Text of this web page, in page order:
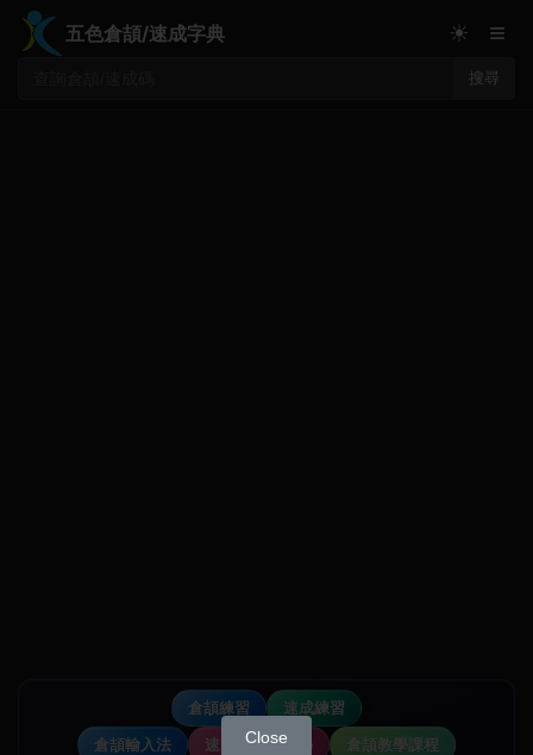
五色倉頡/速成字典
搜尋
☀ ≡
倉頡練習
速成練習
倉頡輸入法
速成輸入法教學
倉頡教學課程
Close